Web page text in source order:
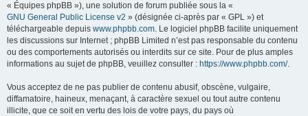
« Équipes phpBB »), une solution de forum publiée sous la «
GNU General Public License v2 » (désignée ci-après par « GPL ») et
téléchargeable depuis www.phpbb.com. Le logiciel phpBB facilite uniquement
les discussions sur Internet ; phpBB Limited n’est pas responsable du contenu
ou des comportements autorisés ou interdits sur ce site. Pour de plus amples
informations au sujet de phpBB, veuillez consulter : https://www.phpbb.com/.
Vous acceptez de ne pas publier de contenu abusif, obscène, vulgaire,
diffamatoire, haineux, menaçant, à caractère sexuel ou tout autre contenu
illicite, que ce soit en vertu des lois de votre pays, du pays où